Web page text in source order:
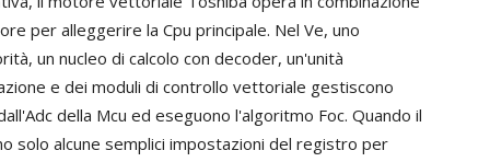
per alleggerire la Cpu principale. Nel Ve, uno
un nucleo di calcolo con decoder, un'unità
e dei moduli di controllo vettoriale gestiscono
della Mcu ed eseguono l'algoritmo Foc. Quando il
solo alcune semplici impostazioni del registro per